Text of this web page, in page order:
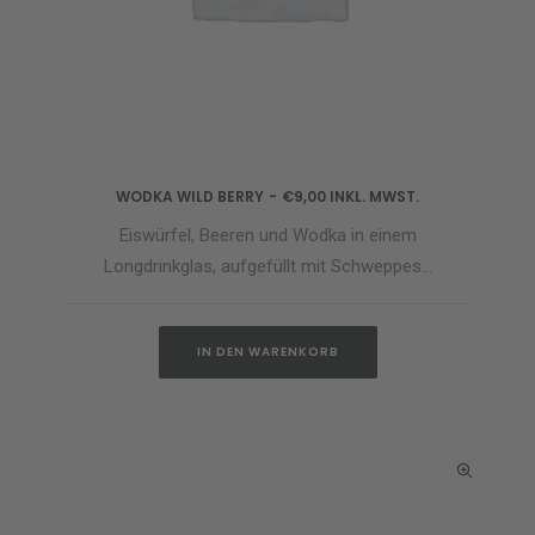
IN DEN WARENKORB
WODKA WILD BERRY €9,00 INKL. MWST.
Eiswürfel, Beeren und Wodka in einem
Longdrinkglas, aufgefüllt mit Schweppes…
IN DEN WARENKORB